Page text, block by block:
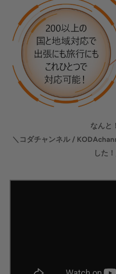
なんと
＼コダチャンネル /
した